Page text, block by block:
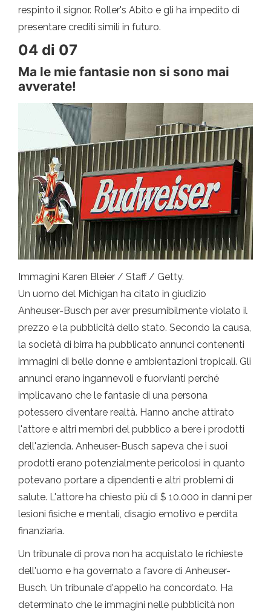
respinto il signor. Roller's Abito e gli ha impedito di
presentare crediti simili in futuro.
04 di 07
Ma le mie fantasie non si sono mai
avverate!
Immagini Karen Bleier / Staff / Getty.
Un uomo del Michigan ha citato in giudizio
Anheuser-Busch per aver presumibilmente violato il
prezzo e la pubblicità dello stato. Secondo la causa,
la società di birra ha pubblicato annunci contenenti
immagini di belle donne e ambientazioni tropicali. Gli
annunci erano ingannevoli e fuorvianti perché
implicavano che le fantasie di una persona
potessero diventare realtà. Hanno anche attirato
l'attore e altri membri del pubblico a bere i prodotti
dell'azienda. Anheuser-Busch sapeva che i suoi
prodotti erano potenzialmente pericolosi in quanto
potevano portare a dipendenti e altri problemi di
salute. L'attore ha chiesto più di $ 10.000 in danni per
lesioni fisiche e mentali, disagio emotivo e perdita
finanziaria.
Un tribunale di prova non ha acquistato le richieste
dell'uomo e ha governato a favore di Anheuser-
Busch. Un tribunale d'appello ha concordato. Ha
determinato che le immagini nelle pubblicità non